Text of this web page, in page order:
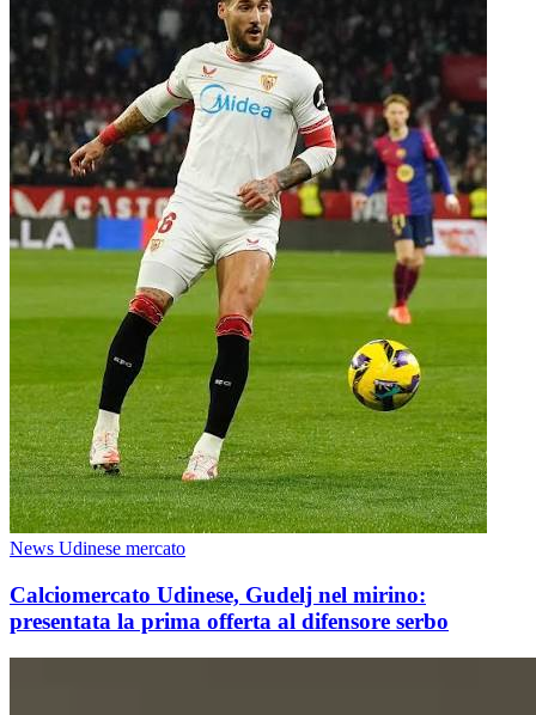
News Udinese mercato
Calciomercato Udinese, Gudelj nel mirino:
presentata la prima offerta al difensore serbo